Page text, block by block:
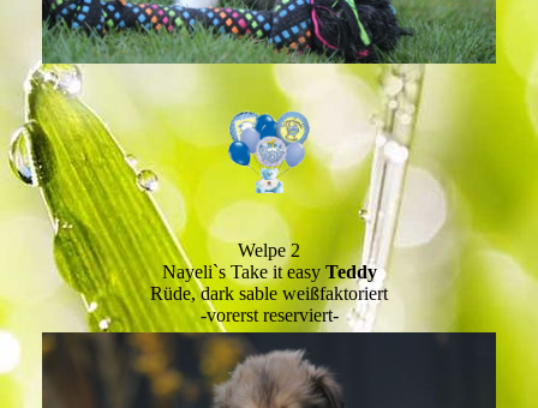
Welpe 2
Nayeli`s Take it easy Teddy
Rüde, dark sable weißfaktoriert
-vorerst reserviert-